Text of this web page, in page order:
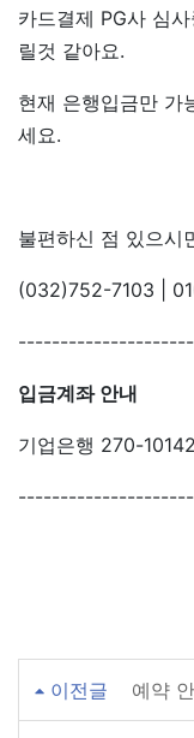
카드결제 PG사 심
릴것 같아요.
현재 은행입금만 가
세요.
불편하신 점 있으시
(032)752-7103 |
입금계좌 안내
기업은행 270-
이전글 예약